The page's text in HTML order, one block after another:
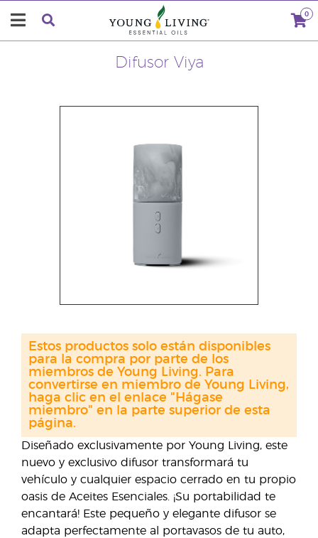
0
Difusor Viya
Diseñado exclusivamente por Young Living, este
nuevo y exclusivo difusor transformará tu
vehículo y cualquier espacio cerrado en tu propio
oasis de Aceites Esenciales. ¡Su portabilidad te
encantará! Este pequeño y elegante difusor se
adapta perfectamente al portavasos de tu auto,
Estos productos solo están disponibles
para la compra por parte de los
miembros de Young Living. Para
convertirse en miembro de Young Living,
haga clic en el enlace "Hágase
miembro" en la parte superior de esta
página.